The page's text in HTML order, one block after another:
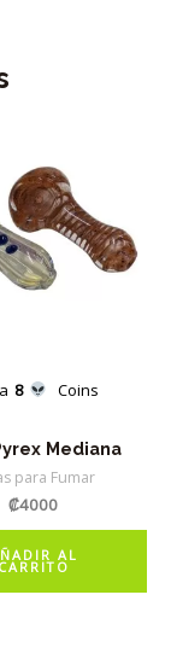
8 Coins
Mediana
para Fumar
₡4000
AL
CARRITO